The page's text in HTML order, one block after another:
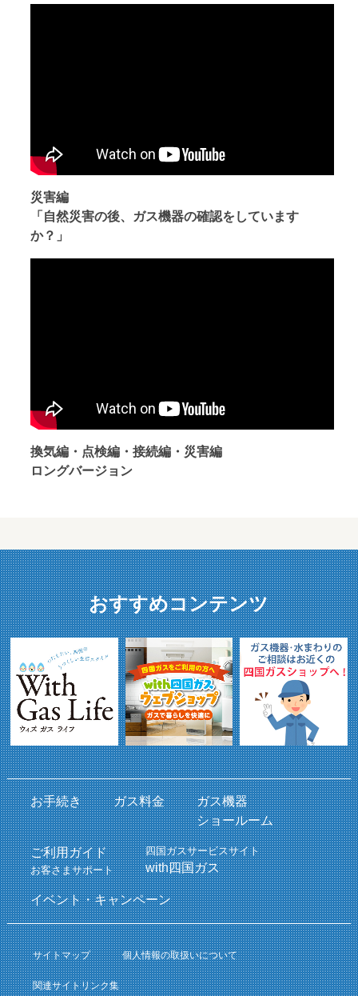
災害編
「自然災害の後、ガス機器の確認をしています
か？」
換気編・点検編・接続編・災害編
ロングバージョン
おすすめコンテンツ
お手続き ガス料金
ガス機器
ショールーム
ご利用ガイド
お客さまサポート
四国ガスサービスサイト
with四国ガス
イベント・キャンペーン
サイトマップ 個人情報の取扱いについて
関連サイトリンク集